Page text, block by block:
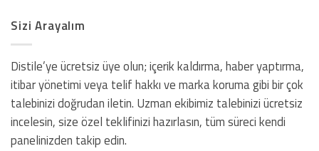
Sizi Arayalım
Distile’ye ücretsiz üye olun; içerik kaldırma, haber yaptırma,
itibar yönetimi veya telif hakkı ve marka koruma gibi bir çok
talebinizi doğrudan iletin. Uzman ekibimiz talebinizi ücretsiz
incelesin, size özel teklifinizi hazırlasın, tüm süreci kendi
panelinizden takip edin.